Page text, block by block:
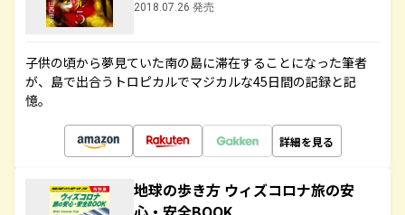
2018.07.26 発売
子供の頃から夢見ていた南の島に滞在することになった筆者
が、島で出合うトロピカルでマジカルな45日間の記録と記
憶。
詳細を見る
地球の歩き方 ウィズコロナ旅の安